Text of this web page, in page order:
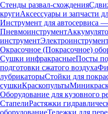
Стенды развал-схождения
кругиАксессуары и запчасти
Инструмент для автосервиса
Пневмоинструмент
инструмент
Окрасочное (Покрасочное)
Сушки инфракрасныеПосты
подготовки сжатого воздуха
лубрикаторыСтойки для
сушкиКраскопульты
Оборудование для кузовного
СтапелиРастяжки
оборудованиеТележки для